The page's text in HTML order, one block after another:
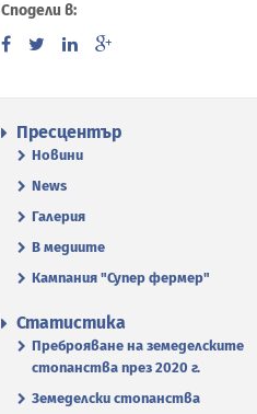
Сподели в:
Пресцентър
Новини
News
Галерия
В медиите
Кампания "Супер фермер"
Статистика
Преброяване на земеделските
стопанства през 2020 г.
Земеделски стопанства